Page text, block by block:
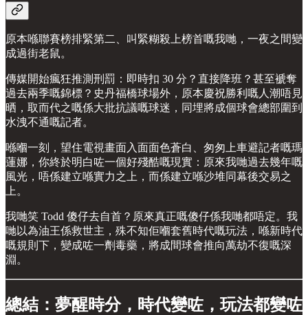
原本喺聯賽榜排緊第二、叫緊糊殺上榜首嘅我哋，一夜之間變
成過街老鼠。
傳媒開始瘋狂推測刑罰：即時扣 30 分？直接降班？甚至褫奪
過去兩季嘅錦標？史丹福橋球場外，原本慶祝勝利嘅人潮唔見
晒，取而代之嘅係大批抗議嘅球迷，同埋將成個球會總部圍到
水洩不通嘅記者。
喺嗰一刻，望住電視畫面入面面色蒼白、匆匆上車避記者嘅瑪
蓮娜，你終於明白咗一個好殘酷嘅現實：原來我哋過去幾年嘅
風光，唔係建立喺實力之上，而係建立喺沙堆同幕後交易之
上。
我哋笑 Todd 傻仔去自首？原來真正嘅傻仔係我哋都唔定。我
哋以為油王係救世主，殊不知佢嗰套舊時代嘅玩法，喺新時代
嘅規則下，變成咗一劑毒藥，將成間球會推向萬劫不復嘅深
淵。
總結：夢醒時分，時代變咗，玩法都變咗